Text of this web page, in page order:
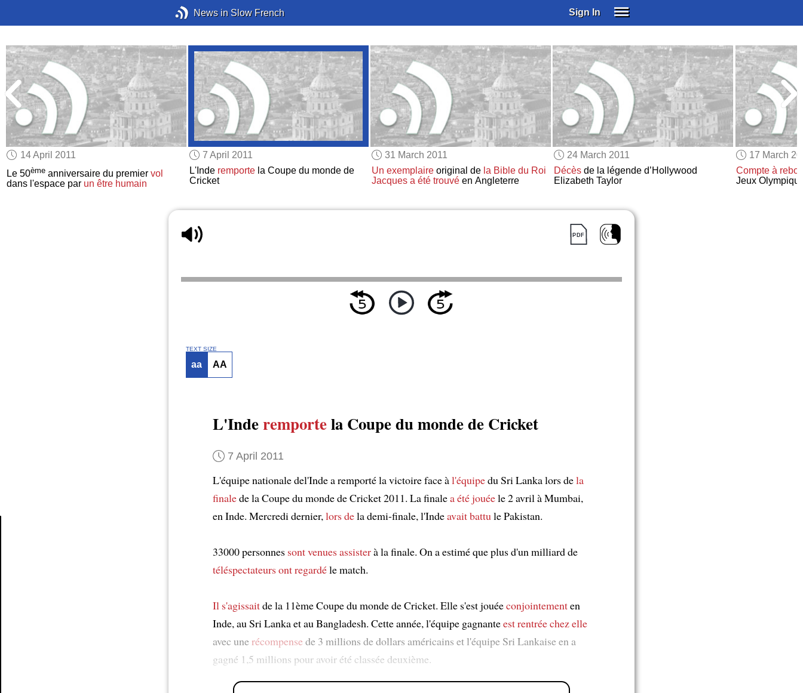
News in Slow French Sign In
SUBSCRIBE
EDUCATIONAL LICENSES
GIFT CARDS
OTHER LANGUAGES
ABOUT US
ALEXA
ADJUST COLORS
14 April 2011
Le 50ème anniversaire du premiervol
dans l'espace par un être humain
7 April 2011
L'Inde remportela Coupe du monde de
Cricket
31 March 2011
Un exemplaireoriginal de la Bible du Roi
Jacques a été trouvéen Angleterre
24 March 2011
Décèsde la légende d’Hollywood
Elizabeth Taylor
17 March
Compte à
Jeux
TEXT SIZE
aa AA
L'Inderemportela Coupe du monde de Cricket
7 April 2011
L'équipe nationale del'Inde a remporté la victoire face àl'équipedu Sri Lanka lors dela
finalede la Coupe du monde de Cricket 2011. La finalea été jouéele 2 avril à Mumbai,
en Inde. Mercredi dernier,lors dela demi-finale, l'Indeavait battule Pakistan.
33000 personnes sont venues assisterà la finale. On a estimé que plus d'un milliard de
téléspectateursont regardéle match.
Il s'agissaitde la 11ème Coupe du monde de Cricket. Elle s'est jouéeconjointementen
Inde, au Sri Lanka et au Bangladesh. Cette année, l'équipe gagnanteest rentrée chez elle
avec unerécompensede 3 millions de dollars américains et l'équipe Sri Lankaise en a
gagné 1,5 millions pour avoir été classée deuxième.